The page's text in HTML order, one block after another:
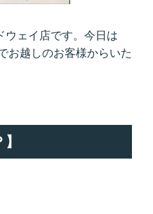
ウェイ店です。今日は
お越しのお客様からいた